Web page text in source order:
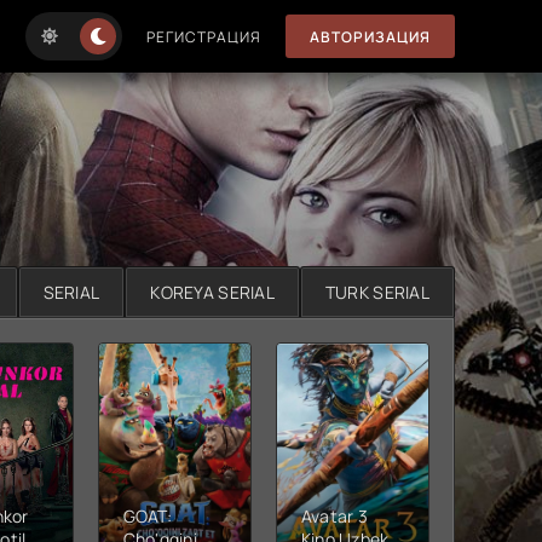
РЕГИСТРАЦИЯ АВТОРИЗАЦИЯ
SERIAL KOREYA SERIAL TURK SERIAL
GOAT:
Avatar 3